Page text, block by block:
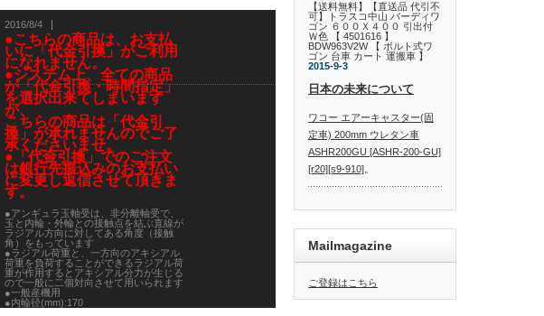
2016/8/4
●こちらの商品は、お支払
いに「代金引換」がご利用
になれません。
●システム上、全ての商品
が「代金引換・時間指定」
を選択出来てしまいます
が、
こちらの商品は「代金引
換」が承れませんのでご了
承くださいませ。
●「代金引換」でのご注文
は銀行先振込みのお支払い
に変更し返信させて頂きま
す。
●アンギュラ玉軸受は、非分離軸受で、
玉と内輪・外輪との接触点を結ぶ直線が
ラジアル方向に対してある角度（接触
角）をもっています
●ラジアル荷重と、一方向のアキシアル
荷重を負荷することができるラジアル荷
重が作用するとアキシアル分力が生じる
ので一般に二個対向させて用いられます
●一般産機用
●内輪径(mm):170
【送料無料】【直送品 代引不
可】トラスコ中山 バーディワ
ゴン ６００Ｘ４００ 引出付
Ｗ色 【 4501616 】
BDW963V2W 【 ボルト式ワ
ゴン 台車 カート 運搬車 】
2015-9-3
日本の未来について
ワコー エアーキャスター(固
定車) 200mm ウレタン車
ASHR200GU [ASHR-200-GU]
[r20][s9-910]
Mailmagazine
ご登録はこちら